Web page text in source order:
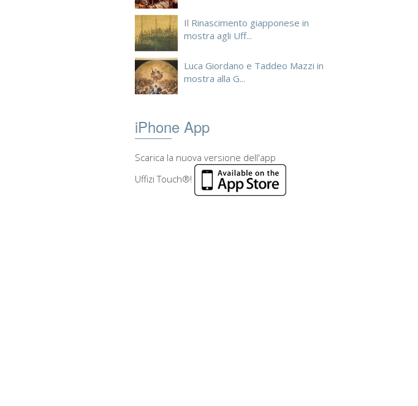
Il Rinascimento giapponese in
mostra agli Uff...
Luca Giordano e Taddeo Mazzi in
mostra alla G...
iPhone App
Scarica la nuova versione dell'app
Uffizi Touch®!